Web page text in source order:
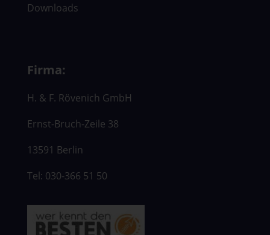
Downloads
Firma:
H. & F. Rövenich GmbH
Ernst-Bruch-Zeile 38
13591 Berlin
Tel: 030-366 51 50